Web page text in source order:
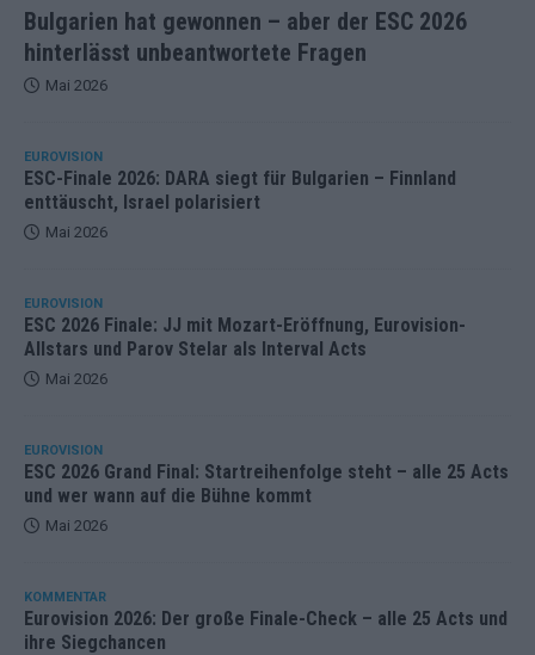
Bulgarien hat gewonnen – aber der ESC 2026
hinterlässt unbeantwortete Fragen
Mai 2026
EUROVISION
ESC-Finale 2026: DARA siegt für Bulgarien – Finnland
enttäuscht, Israel polarisiert
Mai 2026
EUROVISION
ESC 2026 Finale: JJ mit Mozart-Eröffnung, Eurovision-
Allstars und Parov Stelar als Interval Acts
Mai 2026
EUROVISION
ESC 2026 Grand Final: Startreihenfolge steht – alle 25 Acts
und wer wann auf die Bühne kommt
Mai 2026
KOMMENTAR
Eurovision 2026: Der große Finale-Check – alle 25 Acts und
ihre Siegchancen